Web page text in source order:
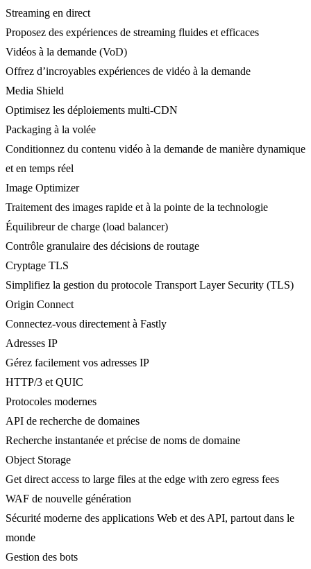
Streaming en direct
Proposez des expériences de streaming fluides et efficaces
Vidéos à la demande (VoD)
Offrez d’incroyables expériences de vidéo à la demande
Media Shield
Optimisez les déploiements multi-CDN
Packaging à la volée
Conditionnez du contenu vidéo à la demande de manière dynamique
et en temps réel
Image Optimizer
Traitement des images rapide et à la pointe de la technologie
Équilibreur de charge (load balancer)
Contrôle granulaire des décisions de routage
Cryptage TLS
Simplifiez la gestion du protocole Transport Layer Security (TLS)
Origin Connect
Connectez-vous directement à Fastly
Adresses IP
Gérez facilement vos adresses IP
HTTP/3 et QUIC
Protocoles modernes
API de recherche de domaines
Recherche instantanée et précise de noms de domaine
Object Storage
Get direct access to large files at the edge with zero egress fees
WAF de nouvelle génération
Sécurité moderne des applications Web et des API, partout dans le
monde
Gestion des bots